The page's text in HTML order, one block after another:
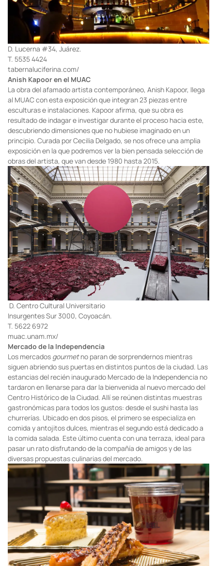
D. Lucerna #34, Juárez.
T. 5535 4424
tabernaluciferina.com/
Anish Kapoor en el MUAC
La obra del afamado artista contemporáneo, Anish Kapoor, llega
al MUAC con esta exposición que integran 23 piezas entre
esculturas e instalaciones. Kapoor afirma, que su obra es
resultado de indagar e investigar durante el proceso hacia este,
descubriendo dimensiones que no hubiese imaginado en un
principio. Curada por Cecilia Delgado, se nos ofrece una amplia
exposición en la que podremos ver la bien pensada selección de
obras del artista, que van desde 1980 hasta 2015.
D. Centro Cultural Universitario
Insurgentes Sur 3000, Coyoacán.
T. 5622 6972
muac.unam.mx/
Mercado de la Independencia
Los mercados gourmetno paran de sorprendernos mientras
siguen abriendo sus puertas en distintos puntos de la ciudad. Las
estancias del recién inaugurado Mercado de la Independencia no
tardaron en llenarse para dar la bienvenida al nuevo mercado del
Centro Histórico de la Ciudad. Allí se reúnen distintas muestras
gastronómicas para todos los gustos: desde el sushi hasta las
churrerías. Ubicado en dos pisos, el primero se especializa en
comida y antojitos dulces, mientras el segundo está dedicado a
la comida salada. Este último cuenta con una terraza, ideal para
pasar un rato disfrutando de la compañía de amigos y de las
diversas propuestas culinarias del mercado.